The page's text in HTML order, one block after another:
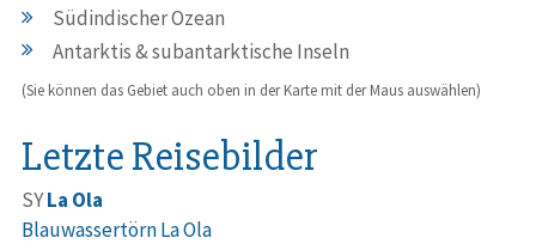
Südindischer Ozean
Antarktis & subantarktische Inseln
(Sie können das Gebiet auch oben in der Karte mit der Maus auswählen)
Letzte Reisebilder
SYLa Ola
Blauwassertörn La Ola